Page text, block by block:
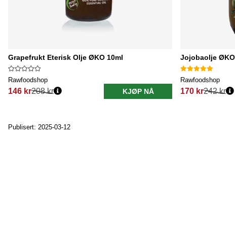
Grapefrukt Eterisk Olje ØKO 10ml
Rawfoodshop
146 kr
Vanlig pris:
208 kr KJØP NÅ
Jojobaolje
Rawfoodshop
170 kr
Vanlig pris:
242 kr
Publisert: 2025-03-12